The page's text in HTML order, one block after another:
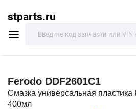
stparts.ru
Ferodo DDF2601C1
Смазка универсальная
400мл